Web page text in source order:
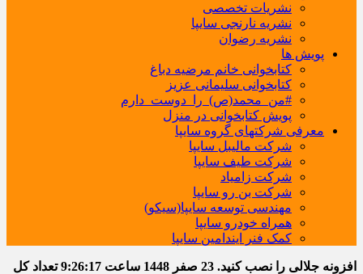
نشریات تخصصی
نشریه نارنجی سایپا
نشریه رضوان
پویش ها
کتابخوانی خانم مرضیه دباغ
کتابخوانی سلیمانی عزیز
#من_محمد(ص)_را_دوست_دارم
پویش کتابخوانی در منزل
معرفی شرکتهای گروه سایپا
شرکت مالیبل سایپا
شرکت طیف سایپا
شرکت زامیاد
شرکت بن رو سایپا
مهندسی توسعه سایپا(سیکو)
همراه خودرو سایپا
کمک فنر ایندامین سایپا
افزونه جلالی را نصب کنید. 23 صفر 1448 ساعت 9:26:18تعداد کل